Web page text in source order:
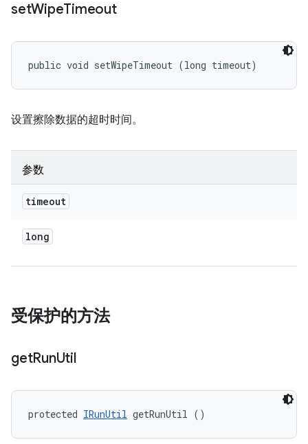
setWipeTimeout
public void setWipeTimeout (long timeout)
设置擦除数据的超时时间。
参数
timeout
long
受保护的方法
getRunUtil
protected IRunUtil getRunUtil ()